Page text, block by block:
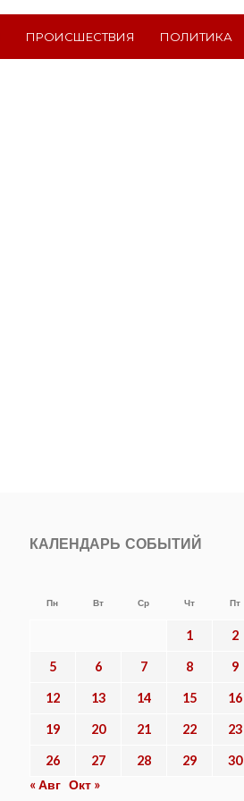
ПРОИСШЕСТВИЯ ПОЛИТИКА
КАЛЕНДАРЬ СОБЫТИЙ
Пн Вт Ср Чт Пт
1 2
5 6 7 8 9
12 13 14 15 16
19 20 21 22 23
26 27 28 29
30
« Авг Окт »